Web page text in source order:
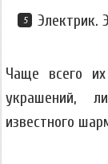
Электрик.
Чаще всего
украшений,
известного